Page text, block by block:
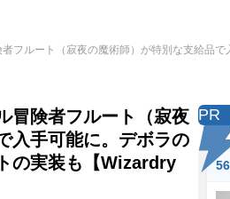
者フルート（寂夜の魔術師）が特別な支給品
冒険者フルート（寂夜
入手可能に。デボラの
の実装も【Wizardry
PR